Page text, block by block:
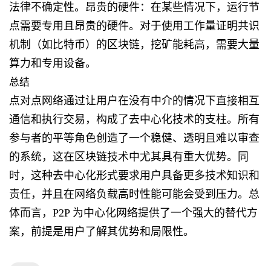
法律不确定性。昂贵的硬件：在某些情况下，运行节
点需要专用且昂贵的硬件。对于使用工作量证明共识
机制（如比特币）的区块链，挖矿能耗高，需要大量
算力和专用设备。
总结
点对点网络通过让用户在没有中介的情况下直接相互
通信和执行交易，构成了去中心化技术的支柱。所有
参与者的平等角色创造了一个稳健、透明且难以审查
的系统，这在区块链技术中尤其具有重大优势。同
时，这种去中心化形式要求用户具备更多技术知识和
责任，并且在网络负载高时性能可能会受到压力。总
体而言，P2P 为中心化网络提供了一个强大的替代方
案，前提是用户了解其优势和局限性。